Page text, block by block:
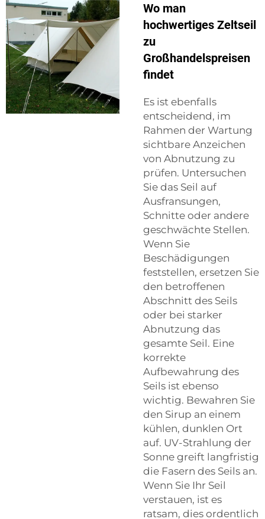
Wo man
hochwertiges Zeltseil
zu
Großhandelspreisen
findet
Es ist ebenfalls
entscheidend, im
Rahmen der Wartung
sichtbare Anzeichen
von Abnutzung zu
prüfen. Untersuchen
Sie das Seil auf
Ausfransungen,
Schnitte oder andere
geschwächte Stellen.
Wenn Sie
Beschädigungen
feststellen, ersetzen Sie
den betroffenen
Abschnitt des Seils
oder bei starker
Abnutzung das
gesamte Seil. Eine
korrekte
Aufbewahrung des
Seils ist ebenso
wichtig. Bewahren Sie
den Sirup an einem
kühlen, dunklen Ort
auf. UV-Strahlung der
Sonne greift langfristig
die Fasern des Seils an.
Wenn Sie Ihr Seil
verstauen, ist es
ratsam, dies ordentlich